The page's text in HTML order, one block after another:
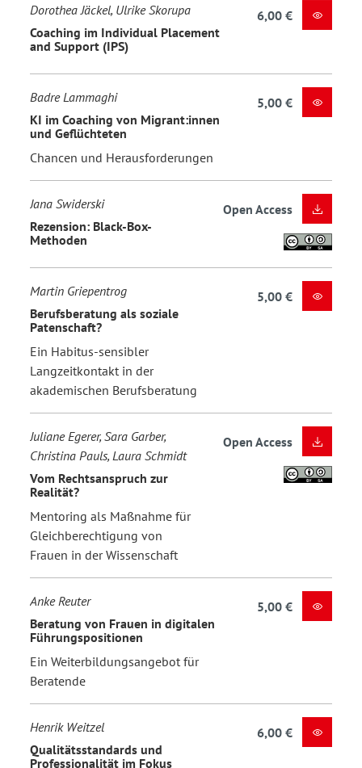
Dorothea Jäckel, Ulrike Skorupa
Coaching im Individual Placement
and Support (IPS)
6,00 €
Badre Lammaghi
KI im Coaching von Migrant:innen
und Geflüchteten
Chancen und Herausforderungen
5,00 €
Jana Swiderski
Rezension: Black-Box-
Methoden
Open Access
Martin Griepentrog
Berufsberatung als soziale
Patenschaft?
Ein Habitus-sensibler
Langzeitkontakt in der
akademischen Berufsberatung
5,00 €
Juliane Egerer, Sara Garber,
Christina Pauls, Laura Schmidt
Vom Rechtsanspruch zur
Realität?
Mentoring als Maßnahme für
Gleichberechtigung von
Frauen in der Wissenschaft
Open Access
Anke Reuter
Beratung von Frauen in digitalen
Führungspositionen
Ein Weiterbildungsangebot für
Beratende
5,00 €
Henrik Weitzel
Qualitätsstandards und
Professionalität im Fokus
6,00 €